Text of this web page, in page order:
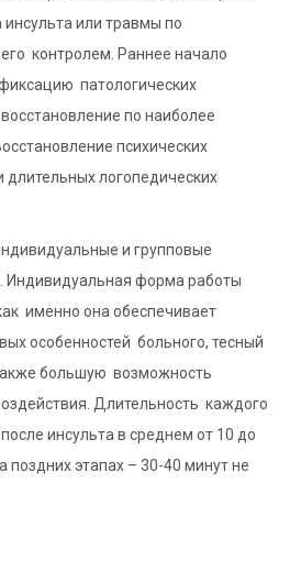
или травмы по
контролем. Раннее начало
патологических
по наиболее
психических
длительных логопедических
и групповые
Индивидуальная форма работы
именно она обеспечивает
особенностей больного, тесный
большую возможность
Длительность каждого
инсульта в среднем от 10 до
поздних этапах – 30-40 минут не